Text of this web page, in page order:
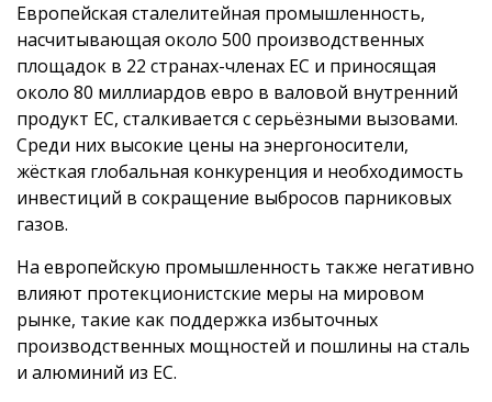
Европейская сталелитейная промышленность,
насчитывающая около 500 производственных
площадок в 22 странах-членах ЕС и приносящая
около 80 миллиардов евро в валовой внутренний
продукт ЕС, сталкивается с серьёзными вызовами.
Среди них высокие цены на энергоносители,
жёсткая глобальная конкуренция и необходимость
инвестиций в сокращение выбросов парниковых
газов.
На европейскую промышленность также негативно
влияют протекционистские меры на мировом
рынке, такие как поддержка избыточных
производственных мощностей и пошлины на сталь
и алюминий из ЕС.